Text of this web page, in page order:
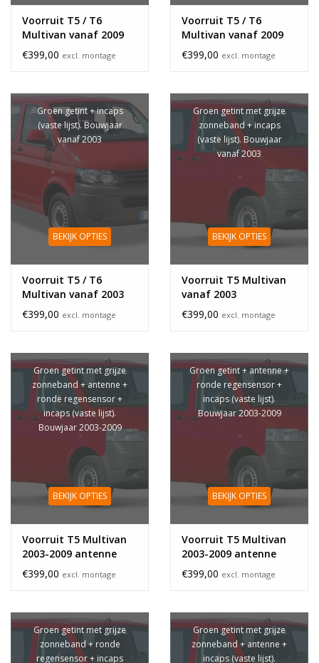
Voorruit T5 / T6
Multivan vanaf 2009
sensor rechthoek
zonneband
€399,00 excl. montage
Voorruit T5 / T6
Multivan vanaf 2009
sensor rechthoek
€399,00 excl. montage
Groen getint + incaps
(vaste lijst). Bouwjaar
vanaf 2003
BEKIJK OPTIES
Voorruit T5 / T6
Multivan vanaf 2003
€399,00 excl. montage
Groen getint met grijze
zonneband + incaps
(vaste lijst). Bouwjaar
vanaf 2003
BEKIJK OPTIES
Voorruit T5 Multivan
vanaf 2003
€399,00 excl. montage
Groen getint met grijze
zonneband + antenne +
ronde regensensor +
incaps (vaste lijst).
Bouwjaar 2003-2009
BEKIJK OPTIES
Voorruit T5 Multivan
2003-2009 antenne
sensor zonneband
€399,00 excl. montage
Groen getint + antenne +
ronde regensensor +
incaps (vaste lijst).
Bouwjaar 2003-2009
BEKIJK OPTIES
Voorruit T5 Multivan
2003-2009 antenne
sensor
€399,00 excl. montage
Groen getint met grijze
zonneband + ronde
regensensor + incaps
Groen getint met grijze
zonneband + antenne +
incaps (vaste lijst).